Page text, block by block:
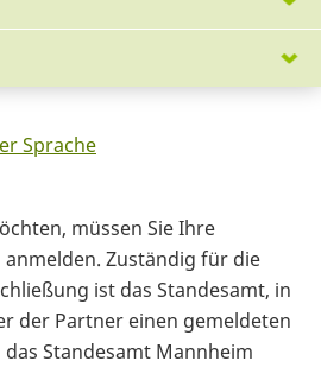
Sprache
müssen Sie Ihre
Zuständig für die
ist das Standesamt, in
der Partner einen gemeldeten
Standesamt Mannheim